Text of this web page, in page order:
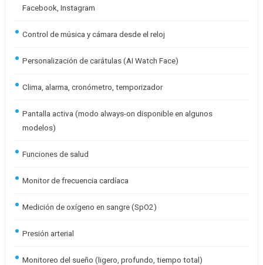
Facebook, Instagram
Control de música y cámara desde el reloj
Personalización de carátulas (AI Watch Face)
Clima, alarma, cronómetro, temporizador
Pantalla activa (modo always-on disponible en algunos
modelos)
Funciones de salud
Monitor de frecuencia cardíaca
Medición de oxígeno en sangre (SpO2)
Presión arterial
Monitoreo del sueño (ligero, profundo, tiempo total)